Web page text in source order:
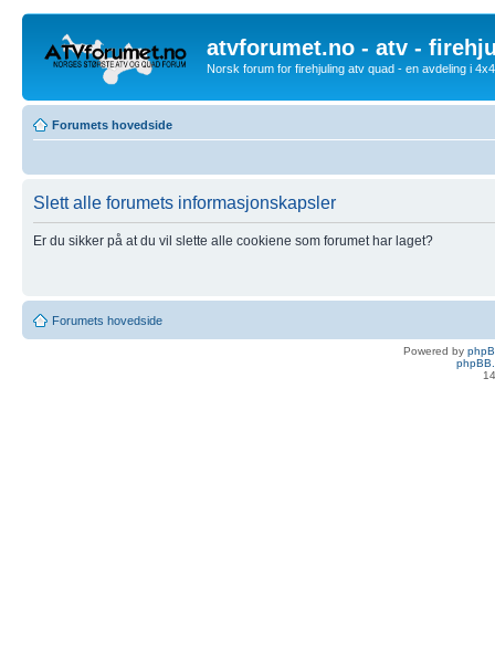
atvforumet.no - atv -
Norsk forum for firehjuling atv quad - en avdeling i
Forumets hovedside
Slett alle forumets informasjonskapsler
Er du sikker på at du vil slette alle cookiene som forumet har laget?
Forumets hovedside
Powered by